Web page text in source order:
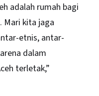
adalah rumah bagi
Mari kita jaga
etnis, antar-
dalam
terletak,”